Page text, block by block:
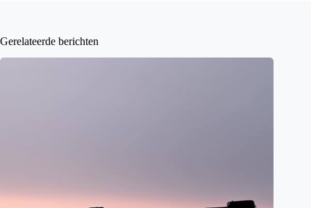
Gerelateerde berichten